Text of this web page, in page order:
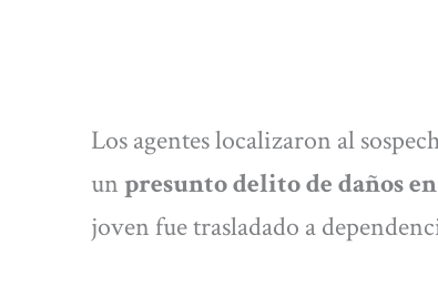
Los agentes localizaron al
un presunto delito de daños
joven fue trasladado a